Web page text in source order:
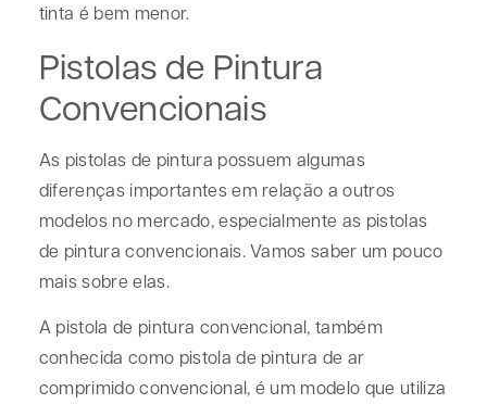
tinta é bem menor.
Pistolas de Pintura
Convencionais
As pistolas de pintura possuem algumas
diferenças importantes em relação a outros
modelos no mercado, especialmente as pistolas
de pintura convencionais. Vamos saber um pouco
mais sobre elas.
A pistola de pintura convencional, também
conhecida como pistola de pintura de ar
comprimido convencional, é um modelo que utiliza